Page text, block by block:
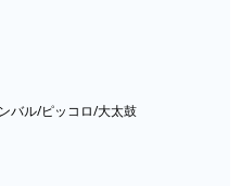
バル/ピッコロ/大太鼓